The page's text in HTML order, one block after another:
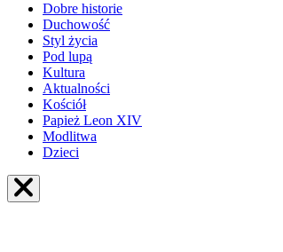
Dobre historie
Duchowość
Styl życia
Pod lupą
Kultura
Aktualności
Kościół
Papież Leon XIV
Modlitwa
Dzieci